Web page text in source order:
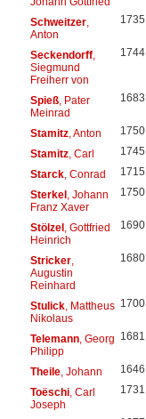
Schweitzer,
Anton
1735
Seckendorff,
Siegmund
Freiherr von
1744
Spieß, Pater
Meinrad
1683
Stamitz, Anton 1750
Stamitz, Carl 1745
Starck, Conrad 1715
Sterkel, Johann
Franz Xaver
1750
Stölzel, Gottfried
Heinrich
1690
Stricker,
Augustin
Reinhard
1680
Stulick, Mattheus
Nikolaus
1700
Telemann, Georg
Philipp
1681
Theile, Johann 1646
Toëschi, Carl
Joseph
1731